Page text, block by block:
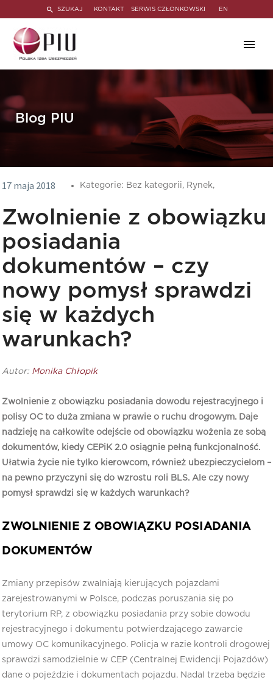
SZUKAJ KONTAKT SERWIS CZŁONKOWSKI EN
Blog PIU
17 maja 2018 Kategorie: Bez kategorii, Rynek,
Zwolnienie z obowiązku
posiadania
dokumentów – czy
nowy pomysł sprawdzi
się w każdych
warunkach?
Autor: Monika Chłopik
Zwolnienie z obowiązku posiadania dowodu rejestracyjnego i
polisy OC to duża zmiana w prawie o ruchu drogowym. Daje
nadzieję na całkowite odejście od obowiązku wożenia ze sobą
dokumentów, kiedy CEPiK 2.0 osiągnie pełną funkcjonalność.
Ułatwia życie nie tylko kierowcom, również ubezpieczycielom –
na pewno przyczyni się do wzrostu roli BLS. Ale czy nowy
pomysł sprawdzi się w każdych warunkach?
ZWOLNIENIE Z OBOWIĄZKU POSIADANIA
DOKUMENTÓW
Zmiany przepisów zwalniają kierujących pojazdami
zarejestrowanymi w Polsce, podczas poruszania się po
terytorium RP, z obowiązku posiadania przy sobie dowodu
rejestracyjnego i dokumentu potwierdzającego zawarcie
umowy OC komunikacyjnego. Policja w razie kontroli drogowej
sprawdzi samodzielnie w CEP (Centralnej Ewidencji Pojazdów)
dane o pojeździe i dokumentach pojazdu. Nadal trzeba będzie